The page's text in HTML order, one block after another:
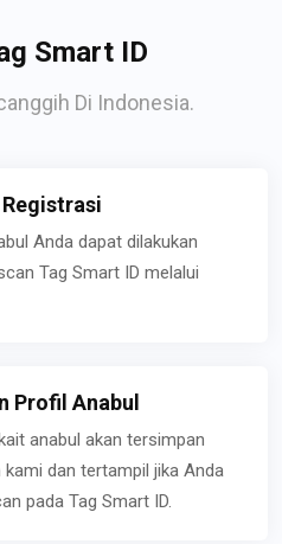
Smart ID
Di Indonesia.
Anda dapat dilakukan
Tag Smart ID melalui
Profil Anabul
anabul akan tersimpan
dan tertampil jika Anda
pada Tag Smart ID.